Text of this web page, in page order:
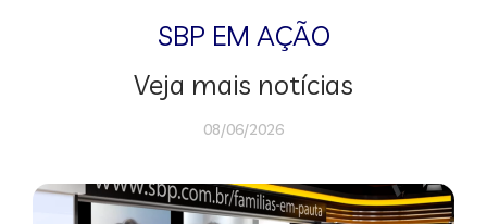
SBP EM AÇÃO
Veja mais notícias
08/06/2026